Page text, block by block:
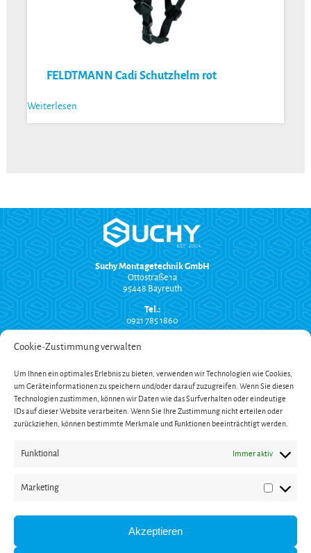
Cookie-Zustimmung verwalten
Um Ihnen ein optimales Erlebnis zu bieten, verwenden wir Technologien wie Cookies,
um Geräteinformationen zu speichern und/oder darauf zuzugreifen. Wenn Sie diesen
Technologien zustimmen, können wir Daten wie das Surfverhalten oder eindeutige
IDs auf dieser Website verarbeiten. Wenn Sie Ihre Zustimmung nicht erteilen oder
zurückziehen, können bestimmte Merkmale und Funktionen beeinträchtigt werden.
Funktional Immer aktiv
Marketing
Akzeptieren
FELDTMANN Cadi Schutzhelm rot
Weiterlesen
Suchy Montagetechnik GmbH
Ottostraße 1a
95448 Bayreuth
Tel.:
0921 785 1860
info@suchy-montagetechnik.de
Versand und Zahlung
AGB
Widerrufsbelehrung
Impressum
Datenschutzerklärung